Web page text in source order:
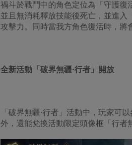
禍斗於戰鬥中的角色定位為「守護復
並且無消耗釋放技能後死亡，並進
攻擊力。同時當我方角色復活時，將
全新活動「破界無疆·行者」開放
「破界無疆·行者」活動中，玩家可
外，還能兌換活動限定頭像框「行者